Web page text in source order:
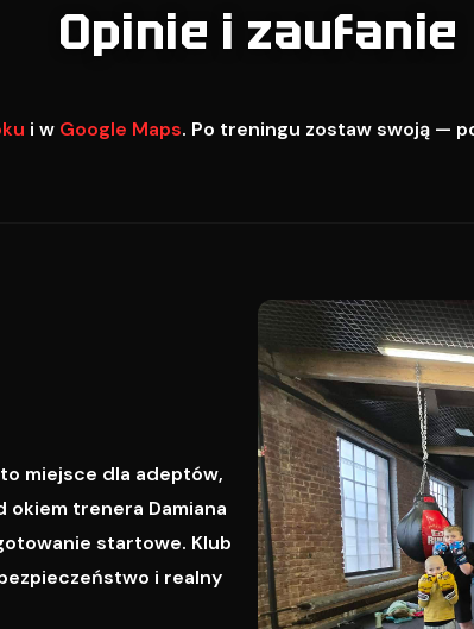
Opinie i zaufanie
i w Google Maps. Po treningu zostaw swoją —
miejsce dla adeptów,
okiem trenera Damiana
startowe. Klub
i realny